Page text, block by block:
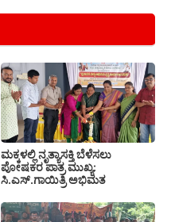
ಮಕ್ಕಳಲ್ಲಿ ನೃತ್ಯಾಸಕ್ತಿ ಬೆಳೆಸಲು
ಪೋಷಕರ ಪಾತ್ರ ಮುಖ್ಯ:
ಸಿ.ಎಸ್.ಗಾಯಿತ್ರಿ ಅಭಿಮತ